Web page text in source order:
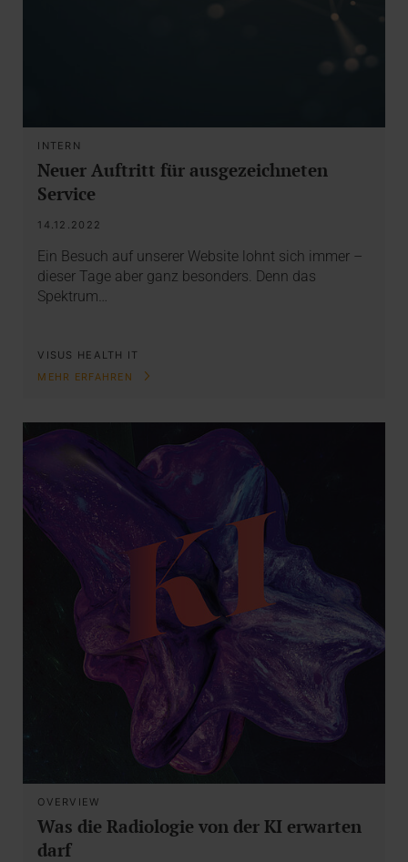
INTERN
Neuer Auftritt für ausgezeichneten
Service
14.12.2022
Ein Besuch auf unserer Website lohnt sich immer –
dieser Tage aber ganz besonders. Denn das
Spektrum…
VISUS HEALTH IT
MEHR ERFAHREN
OVERVIEW
Was die Radiologie von der KI erwarten
darf